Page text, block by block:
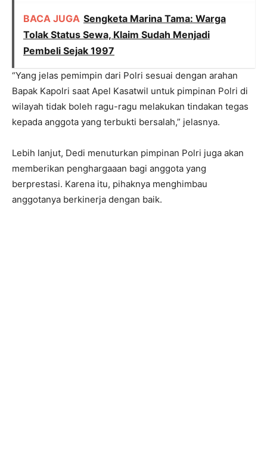
BACA JUGA Sengketa Marina Tama: Warga
Tolak Status Sewa, Klaim Sudah Menjadi
Pembeli Sejak 1997
“Yang jelas pemimpin dari Polri sesuai dengan arahan
Bapak Kapolri saat Apel Kasatwil untuk pimpinan Polri di
wilayah tidak boleh ragu-ragu melakukan tindakan tegas
kepada anggota yang terbukti bersalah,” jelasnya.
Lebih lanjut, Dedi menuturkan pimpinan Polri juga akan
memberikan penghargaaan bagi anggota yang
berprestasi. Karena itu, pihaknya menghimbau
anggotanya berkinerja dengan baik.